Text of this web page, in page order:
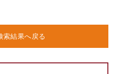
索結果へ戻る